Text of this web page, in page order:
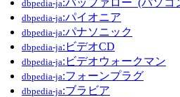
dbpedia-ja
dbpedia-ja:パイオニア
dbpedia-ja:パナソニック
dbpedia-ja:ビデオCD
dbpedia-ja:ビデオウォークマン
dbpedia-ja:フォーンプラグ
dbpedia-ja:ブラビア